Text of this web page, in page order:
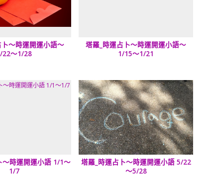
～時運開運小語～
22～1/28
塔羅_時運占卜～時運開運小語～
1/15～1/21
～時運開運小語 1/1～
1/7
塔羅_時運占卜～時運開運小語 5/22
～5/28